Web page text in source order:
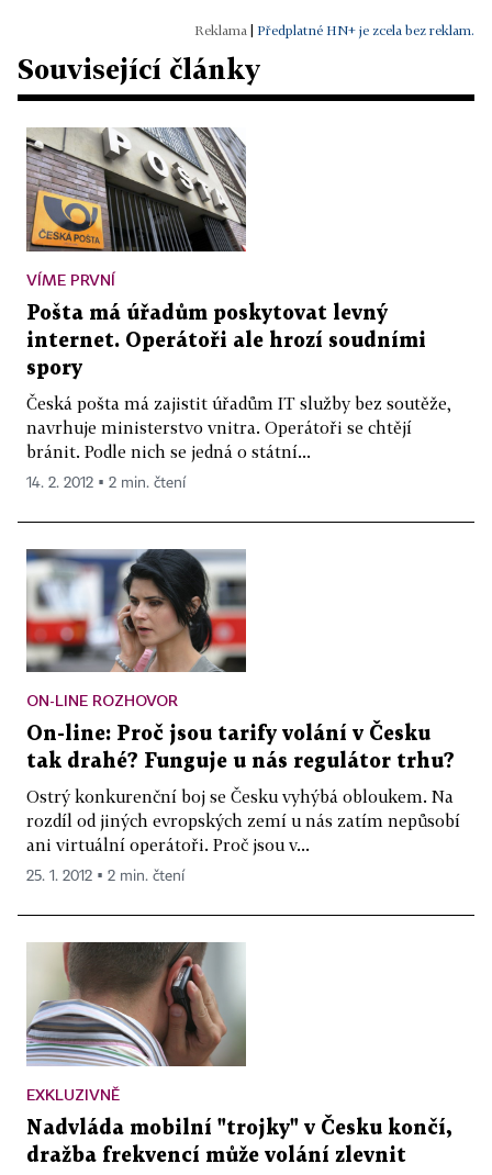
Předplatné HN+ je zcela bez reklam.
Související články
VÍME PRVNÍ
Pošta má úřadům poskytovat levný
internet. Operátoři ale hrozí soudními
spory
Česká pošta má zajistit úřadům IT služby bez soutěže,
navrhuje ministerstvo vnitra. Operátoři se chtějí
bránit. Podle nich se jedná o státní...
14. 2. 2012 ▪ 2 min. čtení
ON-LINE ROZHOVOR
On-line: Proč jsou tarify volání v Česku
tak drahé? Funguje u nás regulátor trhu?
Ostrý konkurenční boj se Česku vyhýbá obloukem. Na
rozdíl od jiných evropských zemí u nás zatím nepůsobí
ani virtuální operátoři. Proč jsou v...
25. 1. 2012 ▪ 2 min. čtení
EXKLUZIVNĚ
Nadvláda mobilní "trojky" v Česku končí,
dražba frekvencí může volání zlevnit